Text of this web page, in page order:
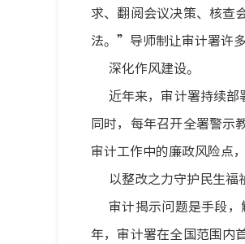
求、翻阅会议决策、核查
法。”导师制让审计署许
深化作风建设。
近年来，审计署持续部
同时，每年召开全署警
审计工作中的廉政风险点
以整改之力守护民生福
审计揭示问题是手段
年，审计署在全国范围内